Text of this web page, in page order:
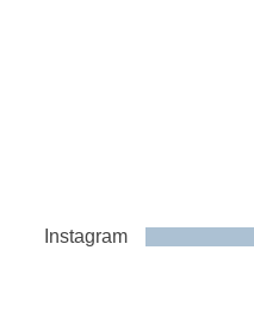
Instagram